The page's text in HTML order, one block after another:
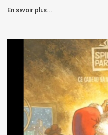
En savoir plus...